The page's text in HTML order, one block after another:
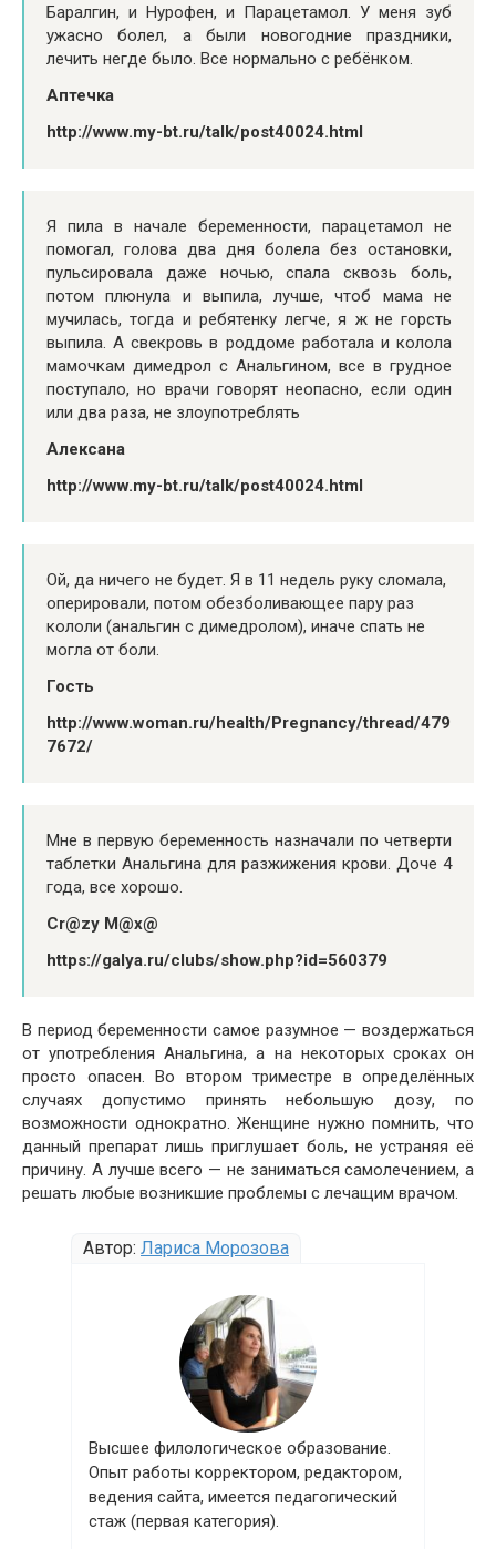
Баралгин, и Нурофен, и Парацетамол. У меня зуб
ужасно болел, а были новогодние праздники,
лечить негде было. Все нормально с ребёнком.
Аптечка
http://www.my-bt.ru/talk/post40024.html
Я пила в начале беременности, парацетамол не
помогал, голова два дня болела без остановки,
пульсировала даже ночью, спала сквозь боль,
потом плюнула и выпила, лучше, чтоб мама не
мучилась, тогда и ребятенку легче, я ж не горсть
выпила. А свекровь в роддоме работала и колола
мамочкам димедрол с Анальгином, все в грудное
поступало, но врачи говорят неопасно, если один
или два раза, не злоупотреблять
Алексана
http://www.my-bt.ru/talk/post40024.html
Ой, да ничего не будет. Я в 11 недель руку сломала,
оперировали, потом обезболивающее пару раз
кололи (анальгин с димедролом), иначе спать не
могла от боли.
Гость
http://www.woman.ru/health/Pregnancy/thread/479
7672/
Мне в первую беременность назначали по четверти
таблетки Анальгина для разжижения крови. Доче 4
года, все хорошо.
Cr@zy М@х@
https://galya.ru/clubs/show.php?id=560379
В период беременности самое разумное — воздержаться
от употребления Анальгина, а на некоторых сроках он
просто опасен. Во втором триместре в определённых
случаях допустимо принять небольшую дозу, по
возможности однократно. Женщине нужно помнить, что
данный препарат лишь приглушает боль, не устраняя её
причину. А лучше всего — не заниматься самолечением, а
решать любые возникшие проблемы с лечащим врачом.
Автор: Лариса Морозова
Высшее филологическое образование.
Опыт работы корректором, редактором,
ведения сайта, имеется педагогический
стаж (первая категория).